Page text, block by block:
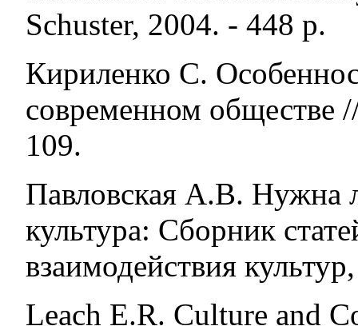
Schuster, 2004. - 448 p.
Кириленко С.
современном обществе
109.
Павловская А.В. Нужна
культура: Сборник
взаимодействия
Leach E.R. Culture and